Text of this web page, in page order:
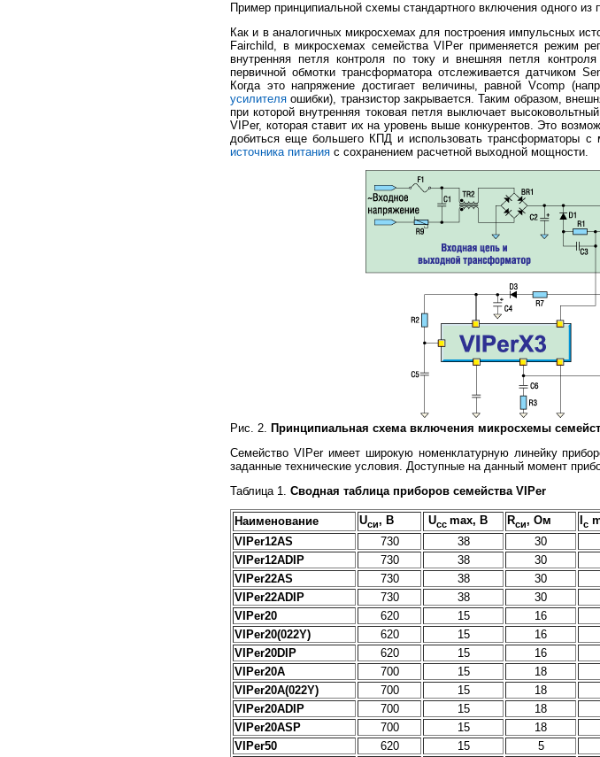
Пример принципиальной схемы стандартного включения одного
Как и в аналогичных микросхемах для построения импульсных
Fairchild, в микросхемах семейства VIPer применяется режим
внутренняя петля контроля по току и внешняя петля
первичной обмотки трансформатора отслеживается датчиком
Когда это напряжение достигает величины, равной Vcomp
усилителя ошибки), транзистор закрывается. Таким образом,
при которой внутренняя токовая петля выключает
VIPer, которая ставит их на уровень выше конкурентов. Это
добиться еще большего КПД и использовать трансформаторы
источника питания с сохранением расчетной выходной мощности.
Рис. 2. Принципиальная схема включения микросхемы
Семейство VIPer имеет широкую номенклатурную линейку
заданные технические условия. Доступные на данный момент
Таблица 1. Сводная таблица приборов семейства VIPer
Наименование Uси, В Ucc max, В Rси, Ом с
VIPer12AS
730 38 30
VIPer12ADIP
730 38 30
VIPer22AS
730 38 30
VIPer22ADIP
730 38 30
VIPer20
620 15 16
VIPer20(022Y)
620 15 16
VIPer20DIP
620 15 16
VIPer20A
700 15 18
VIPer20A(022Y)
700 15 18
VIPer20ADIP
700 15 18
VIPer20ASP
700 15 18
VIPer50
620 15 5